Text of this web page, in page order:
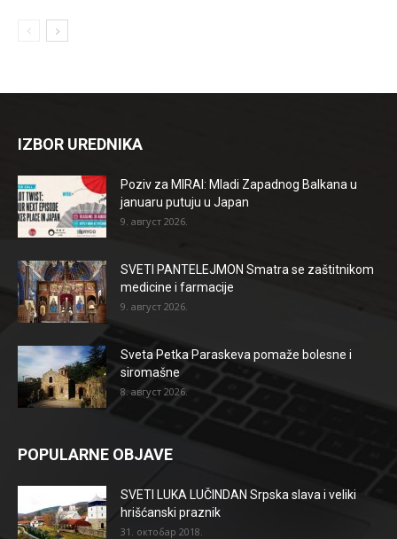
IZBOR UREDNIKA
Poziv za MIRAI: Mladi Zapadnog Balkana u
januaru putuju u Japan
9. август 2026.
SVETI PANTELEJMON Smatra se zaštitnikom
medicine i farmacije
9. август 2026.
Sveta Petka Paraskeva pomaže bolesne i
siromašne
8. август 2026.
POPULARNE OBJAVE
SVETI LUKA LUČINDAN Srpska slava i veliki
hrišćanski praznik
31. октобар 2018.